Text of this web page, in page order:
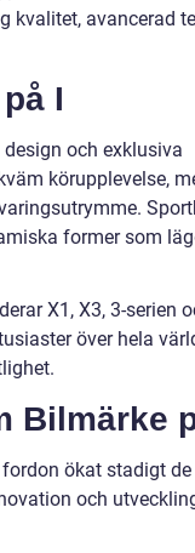
kvalitet, avancerad
I
och exklusiva
körupplevelse,
former som
X1, X3, 3-serien
över hela
Bilmärke
ökat stadigt de
och